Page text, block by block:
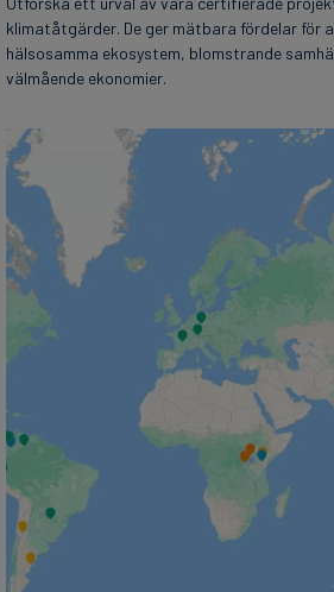
klimatåtgärder. De ger mätbara fördelar för
hälsosamma ekosystem, blomstrande
välmående ekonomier.
Deutsch